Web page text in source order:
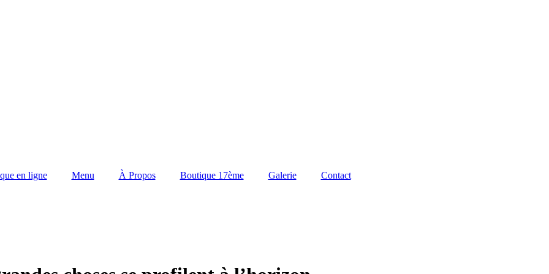
en ligne Menu À Propos Boutique 17ème Galerie Contact